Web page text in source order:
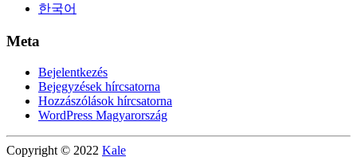
한국어
Meta
Bejelentkezés
Bejegyzések hírcsatorna
Hozzászólások hírcsatorna
WordPress Magyarország
Copyright © 2022 Kale